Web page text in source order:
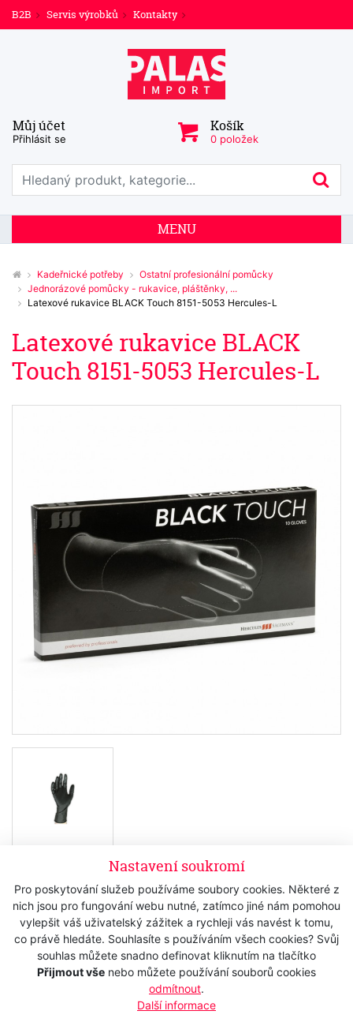
Nastavení soukromí
Pro poskytování služeb používáme soubory cookies. Některé z
nich jsou pro fungování webu nutné, zatímco jiné nám pomohou
vylepšit váš uživatelský zážitek a rychleji vás navést k tomu,
co právě hledáte. Souhlasíte s používáním všech cookies? Svůj
souhlas můžete snadno definovat kliknutím na tlačítko
Přijmout vše nebo můžete používání souborů cookies
odmítnout.
Další informace
B2B Servis výrobků Kontakty
Můj účet
Přihlásit se
Košík
0 položek
Prohledat web
MENU
Kadeřnické potřeby
Ostatní profesionální pomůcky
Jednorázové pomůcky - rukavice, pláštěnky, ...
Latexové rukavice BLACK Touch 8151-5053 Hercules-L
Latexové rukavice BLACK
Touch 8151-5053 Hercules-L
175 Kč s DPH
144,63 Kčbez DPH
Koupit